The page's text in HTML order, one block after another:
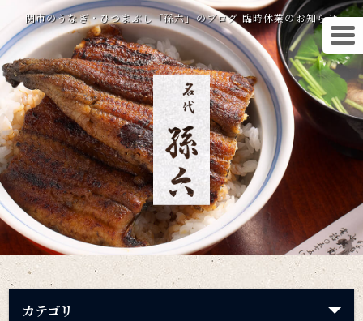
関市のうなぎ・ひつまぶし「孫六」のブログ 臨時休業のお知らせ
カテゴリ